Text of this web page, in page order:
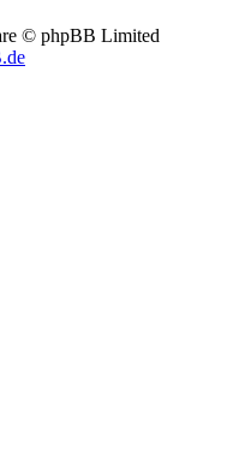
© phpBB Limited